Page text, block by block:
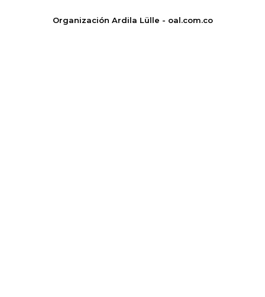
Organización Ardila Lülle - oal.com.co